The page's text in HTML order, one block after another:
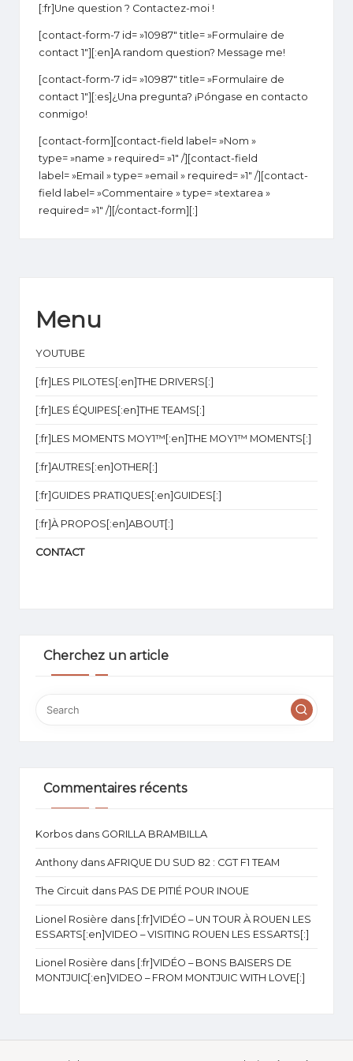
1
[:fr]Une question ? Contactez-moi !
[contact-form-7 id= »10987″ title= »Formulaire de
contact 1″][:en]A random question? Message me!
[contact-form-7 id= »10987″ title= »Formulaire de
contact 1″][:es]¿Una pregunta? ¡Póngase en contacto
conmigo!
[contact-form][contact-field label= »Nom »
type= »name » required= »1″ /][contact-field
label= »Email » type= »email » required= »1″ /][contact-
field label= »Commentaire » type= »textarea »
required= »1″ /][/contact-form][:]
Menu
YOUTUBE
[:fr]LES PILOTES[:en]THE DRIVERS[:]
[:fr]LES ÉQUIPES[:en]THE TEAMS[:]
[:fr]LES MOMENTS MOY1™[:en]THE MOY1™ MOMENTS[:]
[:fr]AUTRES[:en]OTHER[:]
[:fr]GUIDES PRATIQUES[:en]GUIDES[:]
[:fr]À PROPOS[:en]ABOUT[:]
CONTACT
Cherchez un article
Commentaires récents
Korbos dans GORILLA BRAMBILLA
Anthony dans AFRIQUE DU SUD 82 : CGT F1 TEAM
The Circuit dans PAS DE PITIÉ POUR INOUE
Lionel Rosière dans [:fr]VIDÉO – UN TOUR À ROUEN LES
ESSARTS[:en]VIDEO – VISITING ROUEN LES ESSARTS[:]
Lionel Rosière dans [:fr]VIDÉO – BONS BAISERS DE
MONTJUIC[:en]VIDEO – FROM MONTJUIC WITH LOVE[:]